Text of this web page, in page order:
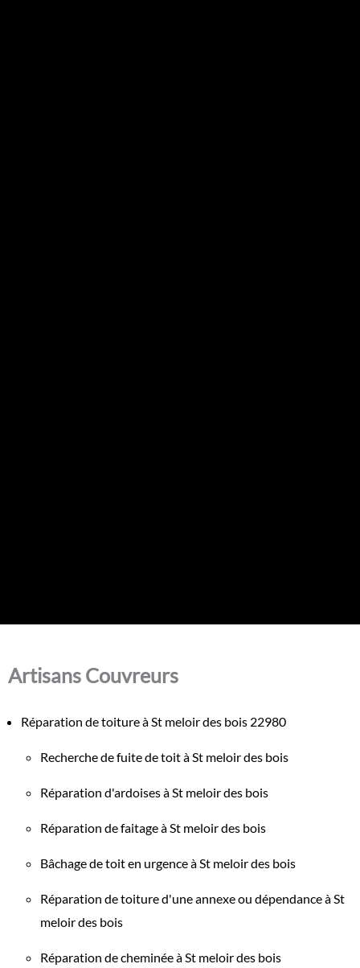
Artisans Couvreurs
Réparation de toiture à St meloir des bois 22980
Recherche de fuite de toit à St meloir des bois
Réparation d'ardoises à St meloir des bois
Réparation de faitage à St meloir des bois
Bâchage de toit en urgence à St meloir des bois
Réparation de toiture d'une annexe ou dépendance à St
meloir des bois
Réparation de cheminée à St meloir des bois